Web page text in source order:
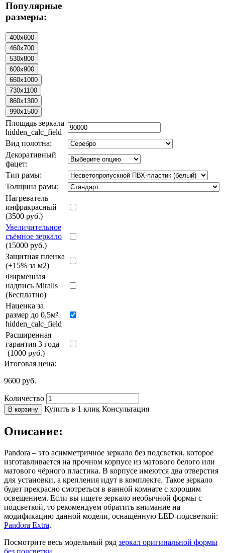
Популярные
размеры:
Площадь зеркала
hidden_calc_field
Вид полотна:
Декоративный
фацет:
Тип рамы:
Толщина рамы:
Нагреватель
инфракрасный
(3500 руб.)
Увеличительное
съёмное зеркало
(15000 руб.)
Защитная пленка
(+15% за м2)
Фирменная
надпись Miralls
(Бесплатно)
Наценка за
размер до 0,5м²
hidden_calc_field
Расширенная
гарантия 3 года
(1000 руб.)
Итоговая цена:
9600 руб.
Количество
В корзину Купить в 1 клик Консультация
Описание:
Pandora – это асимметричное зеркало без подсветки, которое
изготавливается на прочном корпусе из матового белого или
матового чёрного пластика. В корпусе имеются два отверстия
для установки, а крепления идут в комплекте. Такое зеркало
будет прекрасно смотреться в ванной комнате с хорошим
освещением. Если вы ищете зеркало необычной формы с
подсветкой, то рекомендуем обратить внимание на
модификацию данной модели, оснащённую LED-подсветкой:
Pandora Extra.
Посмотрите весь модельный ряд зеркал оригинальной формы
без подсветки